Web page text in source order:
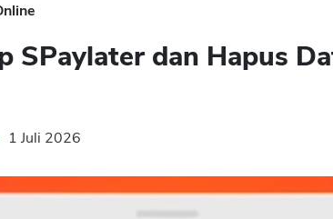
SPaylater dan Hapus
1 Juli 2026